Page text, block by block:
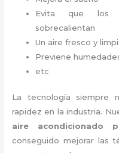
Evita que los
sobrecalientan
Un aire fresco y
Previene
etc
La tecnología siempre
rapidez en la industria.
aire acondicionado
conseguido mejorar las